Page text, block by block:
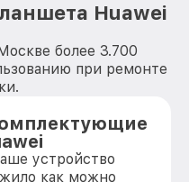
Huawei
более 3.700
при ремонте
устройство
как можно